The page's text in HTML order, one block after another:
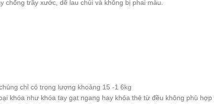
trầy xước, dễ lau chùi và không bị phai màu.
chỉ có trọng lượng khoảng 15 -1 6kg
khóa như khóa tay gạt ngang hay khóa thẻ từ đều không phù